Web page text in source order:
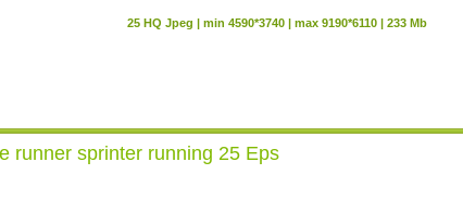
25 HQ Jpeg | min 4590*3740 | max 9190*6110 | 233 Mb
runner sprinter running 25 Eps